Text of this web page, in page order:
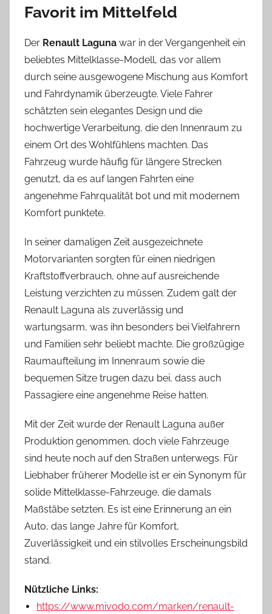
Favorit im Mittelfeld
Der Renault Laguna war in der Vergangenheit ein
beliebtes Mittelklasse-Modell, das vor allem
durch seine ausgewogene Mischung aus Komfort
und Fahrdynamik überzeugte. Viele Fahrer
schätzten sein elegantes Design und die
hochwertige Verarbeitung, die den Innenraum zu
einem Ort des Wohlfühlens machten. Das
Fahrzeug wurde häufig für längere Strecken
genutzt, da es auf langen Fahrten eine
angenehme Fahrqualität bot und mit modernem
Komfort punktete.
In seiner damaligen Zeit ausgezeichnete
Motorvarianten sorgten für einen niedrigen
Kraftstoffverbrauch, ohne auf ausreichende
Leistung verzichten zu müssen. Zudem galt der
Renault Laguna als zuverlässig und
wartungsarm, was ihn besonders bei Vielfahrern
und Familien sehr beliebt machte. Die großzügige
Raumaufteilung im Innenraum sowie die
bequemen Sitze trugen dazu bei, dass auch
Passagiere eine angenehme Reise hatten.
Mit der Zeit wurde der Renault Laguna außer
Produktion genommen, doch viele Fahrzeuge
sind heute noch auf den Straßen unterwegs. Für
Liebhaber früherer Modelle ist er ein Synonym für
solide Mittelklasse-Fahrzeuge, die damals
Maßstäbe setzten. Es ist eine Erinnerung an ein
Auto, das lange Jahre für Komfort,
Zuverlässigkeit und ein stilvolles Erscheinungsbild
stand.
Nützliche Links:
https://www.mivodo.com/marken/renault-